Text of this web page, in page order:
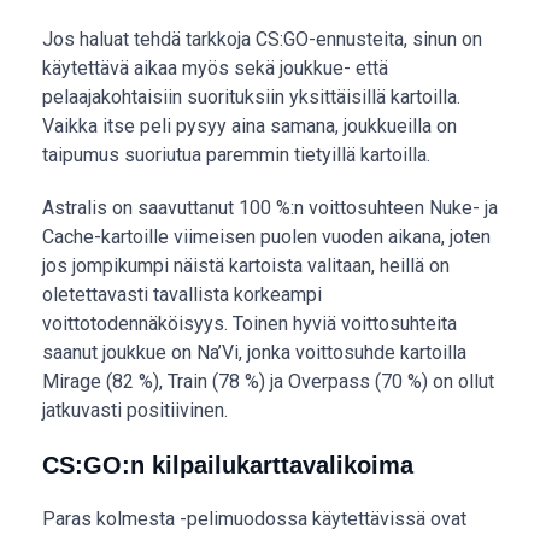
Jos haluat tehdä tarkkoja CS:GO-ennusteita, sinun on
käytettävä aikaa myös sekä joukkue- että
pelaajakohtaisiin suorituksiin yksittäisillä kartoilla.
Vaikka itse peli pysyy aina samana, joukkueilla on
taipumus suoriutua paremmin tietyillä kartoilla.
Astralis on saavuttanut 100 %:n voittosuhteen Nuke- ja
Cache-kartoille viimeisen puolen vuoden aikana, joten
jos jompikumpi näistä kartoista valitaan, heillä on
oletettavasti tavallista korkeampi
voittotodennäköisyys. Toinen hyviä voittosuhteita
saanut joukkue on Na’Vi, jonka voittosuhde kartoilla
Mirage (82 %), Train (78 %) ja Overpass (70 %) on ollut
jatkuvasti positiivinen.
CS:GO:n kilpailukarttavalikoima
Paras kolmesta -pelimuodossa käytettävissä ovat